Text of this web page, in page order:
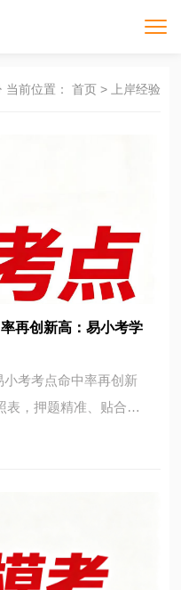
当前位置： 首页> 上岸经验
再创新高：易小考学
考考点命中率再创新
表，押题精准、贴合真